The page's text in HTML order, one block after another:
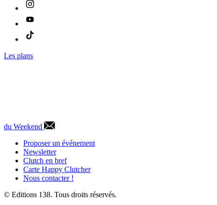
Les plans
du Weekend
Proposer un événement
Newsletter
Clutch en bref
Carte Happy Clutcher
Nous contacter !
© Editions 138. Tous droits réservés.